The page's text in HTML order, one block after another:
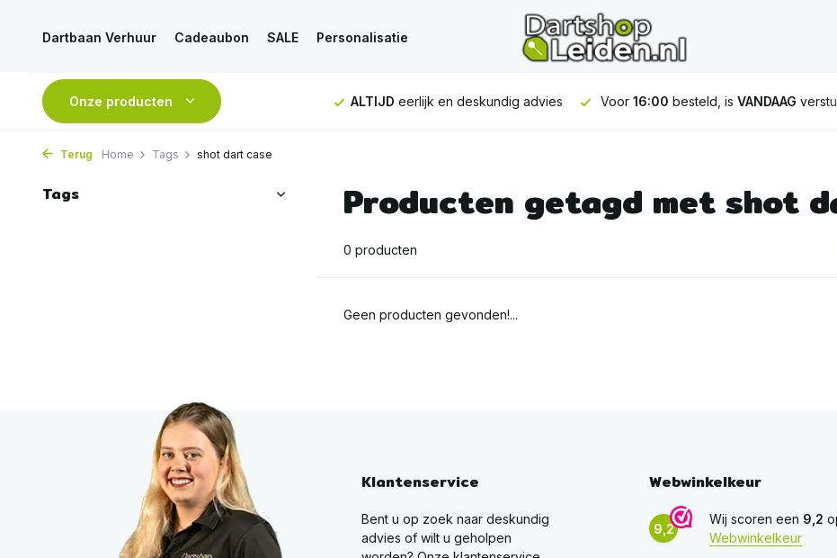
Dartbaan Verhuur Cadeaubon SALE Personalisatie
Onze producten
verstuurd GRATIS verzending vanaf 50€ ALTIJD eerlijk en deskundig advies Voor 16:00 besteld, is VANDAAG
Terug Home Tags shot dart case
Tags Producten getagd met shot
0 producten
Geen producten gevonden!...
Klantenservice
Bent u op zoek naar deskundig
advies of wilt u geholpen
Webwinkelkeur
9,2
Wij scoren een 9,2
Webwinkelkeur